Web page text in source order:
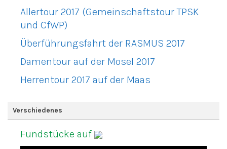
Allertour 2017 (Gemeinschaftstour TPSK
und CfWP)
Überführungsfahrt der RASMUS 2017
Damentour auf der Mosel 2017
Herrentour 2017 auf der Maas
Verschiedenes
Fundstücke auf